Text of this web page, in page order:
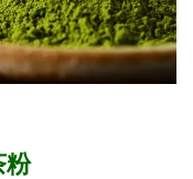
粉